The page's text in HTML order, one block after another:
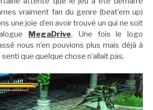
vraiment fan du genre (beat’em up)
une joie d’en avoir trouvé un qui ne soit
MegaDrive. Une fois le logo
nous n’en pouvions plus mais déjà à
que quelque chose n’allait pas.